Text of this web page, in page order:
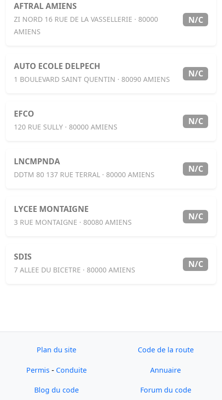
AFTRAL AMIENS
ZI NORD 16 RUE DE LA VASSELLERIE · 80000
AMIENS
N/C
AUTO ECOLE DELPECH
1 BOULEVARD SAINT QUENTIN · 80090 AMIENS
N/C
EFCO
120 RUE SULLY · 80000 AMIENS
N/C
LNCMPNDA
DDTM 80 137 RUE TERRAL · 80000 AMIENS
N/C
LYCEE MONTAIGNE
3 RUE MONTAIGNE · 80080 AMIENS
N/C
SDIS
7 ALLEE DU BICETRE · 80000 AMIENS
N/C
Plan du site Code de la route
Permis - Conduite Annuaire
Blog du code Forum du code